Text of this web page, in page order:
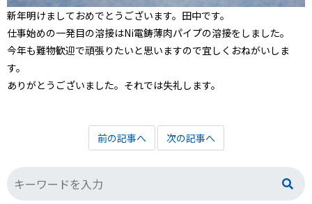
新年明けましておめでとうございます。田中です。
仕事始めの一発目の溶接はNi電鋳薄肉パイプの溶接をしました。
今年も難物歓迎で頑張りたいと思いますので宜しくおねがいしま
す。
ありがとうございました。それでは失礼します。
前の記事へ 次の記事へ